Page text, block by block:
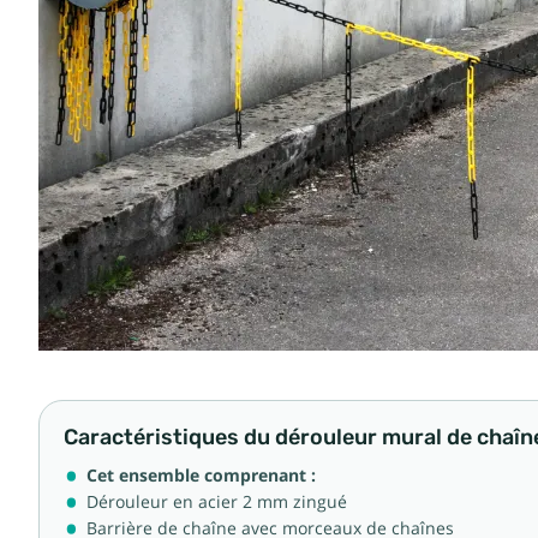
Caractéristiques du dérouleur mural de
Cet ensemble comprenant :
Dérouleur en acier 2 mm zingué
Barrière de chaîne avec morceaux de chaînes